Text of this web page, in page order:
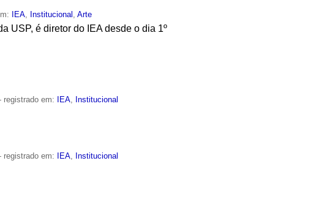
IEA Institucional ,Arte
USP, é diretor do IEA desde o dia 1º
em: IEA Institucional
em: IEA, Institucional